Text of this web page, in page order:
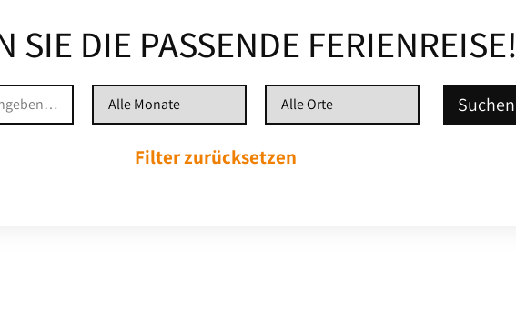
SIE DIE PASSENDE FERIENREISE!
Filter zurücksetzen